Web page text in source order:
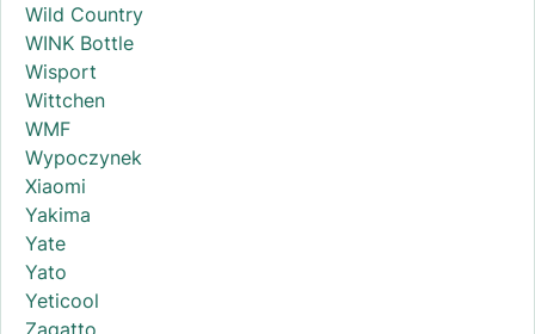
Wild Country
WINK Bottle
Wisport
Wittchen
WMF
Wypoczynek
Xiaomi
Yakima
Yate
Yato
Yeticool
Zagatto